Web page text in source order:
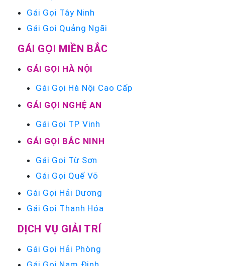
Gái Gọi Tây Ninh
Gái Gọi Quảng Ngãi
GÁI GỌI MIỀN BẮC
GÁI GỌI HÀ NỘI
Gái Gọi Hà Nội Cao Cấp
GÁI GỌI NGHỆ AN
Gái Gọi TP Vinh
GÁI GỌI BẮC NINH
Gái Gọi Từ Sơn
Gái Gọi Quế Võ
Gái Gọi Hải Dương
Gái Gọi Thanh Hóa
DỊCH VỤ GIẢI TRÍ
Gái Gọi Hải Phòng